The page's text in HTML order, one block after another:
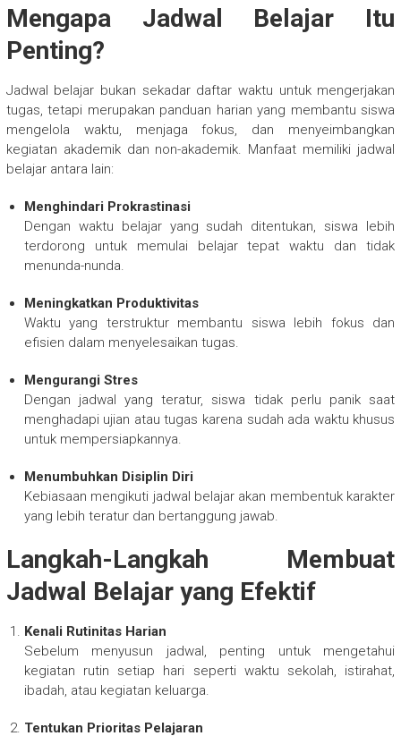
Mengapa Jadwal Belajar Itu
Penting?
Jadwal belajar bukan sekadar daftar waktu untuk mengerjakan
tugas, tetapi merupakan panduan harian yang membantu siswa
mengelola waktu, menjaga fokus, dan menyeimbangkan
kegiatan akademik dan non-akademik. Manfaat memiliki jadwal
belajar antara lain:
Menghindari Prokrastinasi
Dengan waktu belajar yang sudah ditentukan, siswa lebih
terdorong untuk memulai belajar tepat waktu dan tidak
menunda-nunda.
Meningkatkan Produktivitas
Waktu yang terstruktur membantu siswa lebih fokus dan
efisien dalam menyelesaikan tugas.
Mengurangi Stres
Dengan jadwal yang teratur, siswa tidak perlu panik saat
menghadapi ujian atau tugas karena sudah ada waktu khusus
untuk mempersiapkannya.
Menumbuhkan Disiplin Diri
Kebiasaan mengikuti jadwal belajar akan membentuk karakter
yang lebih teratur dan bertanggung jawab.
Langkah-Langkah Membuat
Jadwal Belajar yang Efektif
Kenali Rutinitas Harian
Sebelum menyusun jadwal, penting untuk mengetahui
kegiatan rutin setiap hari seperti waktu sekolah, istirahat,
ibadah, atau kegiatan keluarga.
Tentukan Prioritas Pelajaran